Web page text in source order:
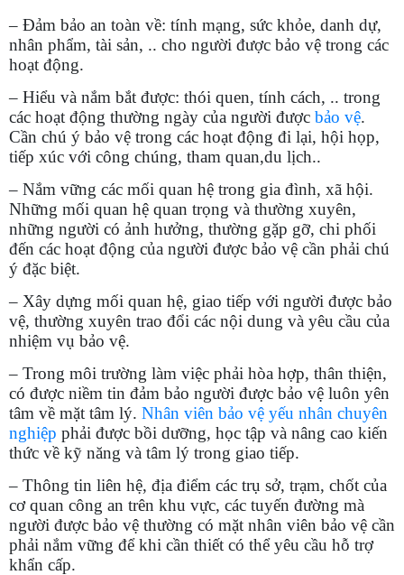
– Đảm bảo an toàn về: tính mạng, sức khỏe, danh dự,
nhân phẩm, tài sản, .. cho người được bảo vệ trong các
hoạt động.
– Hiểu và nắm bắt được: thói quen, tính cách, .. trong
các hoạt động thường ngày của người được bảo vệ.
Cần chú ý bảo vệ trong các hoạt động đi lại, hội họp,
tiếp xúc với công chúng, tham quan,du lịch..
– Nắm vững các mối quan hệ trong gia đình, xã hội.
Những mối quan hệ quan trọng và thường xuyên,
những người có ảnh hưởng, thường gặp gỡ, chi phối
đến các hoạt động của người được bảo vệ cần phải chú
ý đặc biệt.
– Xây dựng mối quan hệ, giao tiếp với người được bảo
vệ, thường xuyên trao đổi các nội dung và yêu cầu của
nhiệm vụ bảo vệ.
– Trong môi trường làm việc phải hòa hợp, thân thiện,
có được niềm tin đảm bảo người được bảo vệ luôn yên
tâm về mặt tâm lý. Nhân viên bảo vệ yếu nhân chuyên
nghiệp phải được bồi dưỡng, học tập và nâng cao kiến
thức về kỹ năng và tâm lý trong giao tiếp.
– Thông tin liên hệ, địa điểm các trụ sở, trạm, chốt của
cơ quan công an trên khu vực, các tuyến đường mà
người được bảo vệ thường có mặt nhân viên bảo vệ cần
phải nắm vững để khi cần thiết có thể yêu cầu hỗ trợ
khẩn cấp.